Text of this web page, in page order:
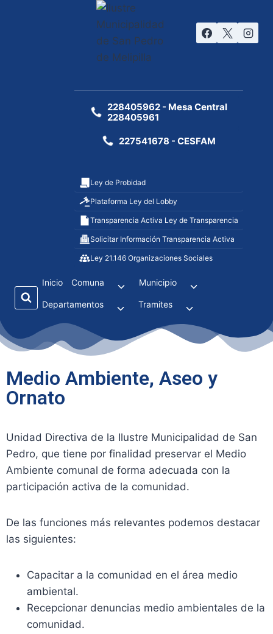
228405962 - Mesa Central
228405961
227541678 - CESFAM
Ley de Probidad
Plataforma Ley del Lobby
Transparencia Activa Ley de Transparencia
Solicitar Información Transparencia Activa
Ley 21.146 Organizaciones Sociales
Inicio Comuna Municipio
Departamentos Tramites
Medio Ambiente, Aseo y
Ornato
Unidad Directiva de la Ilustre Municipalidad de San
Pedro, que tiene por finalidad preservar el Medio
Ambiente comunal de forma adecuada con la
participación activa de la comunidad.
De las funciones más relevantes podemos destacar
las siguientes:
Capacitar a la comunidad en el área medio
ambiental.
Recepcionar denuncias medio ambientales de la
comunidad.